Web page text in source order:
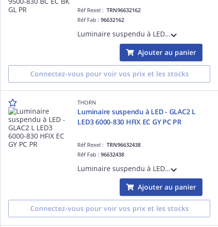
Réf Rexel :TRN96632162
Réf Fab :96632162
Luminaire suspendu à LED - GLAC2 L LED2 9500-830 BC EC BK GL PR - Câble pour raccordement de luminaires ¿ 2.5 m ¿ 74.3W ¿ 3000K ¿ IP20
Ajouter au panier
Connectez-vous pour voir vos prix et les stocks
THORN
Luminaire suspendu à LED - GLAC2 L
LED3 6000-830 HFIX EC GY PC PR
Réf Rexel :TRN96632438
Réf Fab :96632438
Luminaire suspendu à LED - GLAC2 L LED3 6000-830 HFIX EC GY PC PR - Câble pour raccordement de luminaires ¿ 2.5 m ¿ 45W ¿ 3000K ¿ IP20 ¿ version DALI
Ajouter au panier
Connectez-vous pour voir vos prix et les stocks